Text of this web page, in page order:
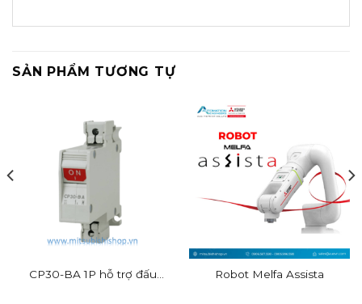
SẢN PHẨM TƯƠNG TỰ
CP30-BA 1P hỗ trợ đấu
Robot Melfa Assista